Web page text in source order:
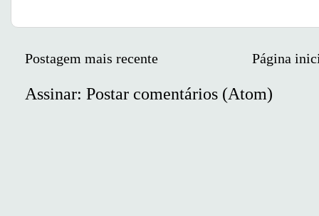
Postagem mais recente Página
Assinar: Postar comentários (Atom)